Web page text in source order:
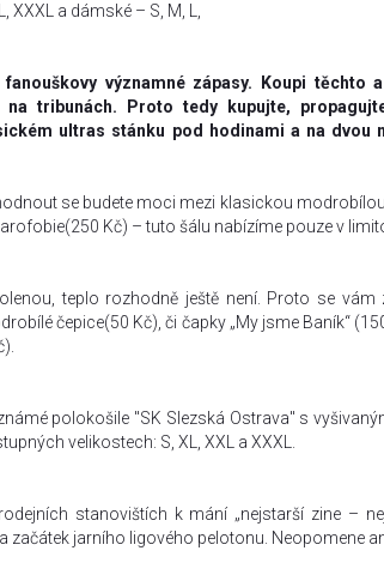
a dámské – S, M, L,
významné zápasy. Koupi těchto
na tribunách. Proto tedy kupujte,
ultras stánku pod hodinami a na dvou
se budete moci mezi klasickou
Kč) – tuto šálu nabízíme pouze v
teplo rozhodně ještě není. Proto se
čepice(50 Kč), či čapky „My jsme Baník“
polokošile "SK Slezská Ostrava" s
velikostech: S, XL, XXL a XXXL.
stanovištích k mání „nejstarší zine –
začátek jarního ligového pelotonu. Neopomene